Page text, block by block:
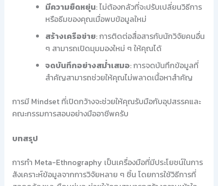
มีความยืดหยุ่น: ไม่ต้องกลัวที่จะปรับเปลี่ยนวิธีการ
หรือธีมของคุณเมื่อพบข้อมูลใหม่
สร้างเครือข่าย: การติดต่อสื่อสารกับนักวิจัยคนอื่น
ๆ สามารถเปิดมุมมองใหม่ ๆ ให้คุณได้
จดบันทึกอย่างสม่ำเสมอ: การจดบันทึกข้อมูลที่
สำคัญสามารถช่วยให้คุณไม่พลาดเนื้อหาสำคัญ
การมี Mindset ที่เปิดกว้างจะช่วยให้คุณรับมือกับอุปสรรคและ
คณะกรรมการสอบอย่างมืออาชีพครับ
บทสรุป
การทำ Meta-Ethnography เป็นเครื่องมือที่มีประโยชน์ในการ
สังเคราะห์ข้อมูลจากการวิจัยหลาย ๆ ชิ้น โดยการใช้วิธีการที่